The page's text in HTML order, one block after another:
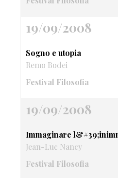
19/09/2008
Sogno e utopia
Remo Bodei
Festival Filosofia
19/09/2008
Immaginare
Jean-Luc Nancy
Festival Filosofia